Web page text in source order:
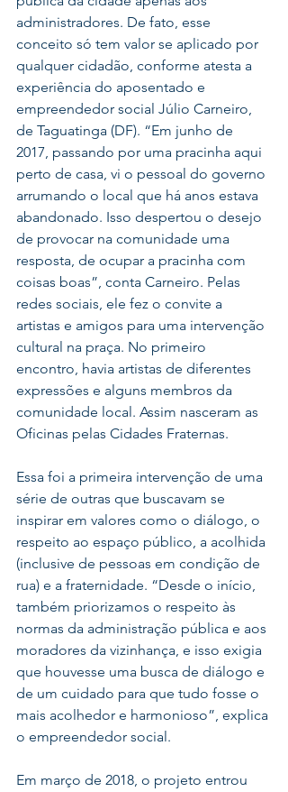
administradores. De fato, esse
conceito só tem valor se aplicado por
qualquer cidadão, conforme atesta a
experiência do aposentado e
empreendedor social Júlio Carneiro,
de Taguatinga (DF). “Em junho de
2017, passando por uma pracinha aqui
perto de casa, vi o pessoal do governo
arrumando o local que há anos estava
abandonado. Isso despertou o desejo
de provocar na comunidade uma
resposta, de ocupar a pracinha com
coisas boas”, conta Carneiro. Pelas
redes sociais, ele fez o convite a
artistas e amigos para uma intervenção
cultural na praça. No primeiro
encontro, havia artistas de diferentes
expressões e alguns membros da
comunidade local. Assim nasceram as
Oficinas pelas Cidades Fraternas.
Essa foi a primeira intervenção de uma
série de outras que buscavam se
inspirar em valores como o diálogo, o
respeito ao espaço público, a acolhida
(inclusive de pessoas em condição de
rua) e a fraternidade. “Desde o início,
também priorizamos o respeito às
normas da administração pública e aos
moradores da vizinhança, e isso exigia
que houvesse uma busca de diálogo e
de um cuidado para que tudo fosse o
mais acolhedor e harmonioso”, explica
o empreendedor social.
Em março de 2018, o projeto entrou